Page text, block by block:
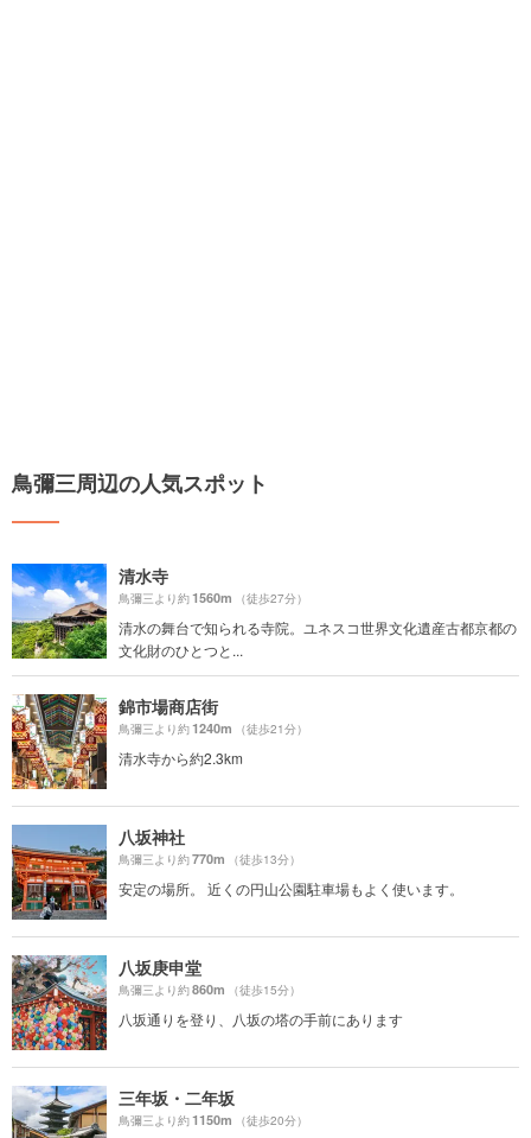
鳥彌三周辺の人気スポット
清水寺
鳥彌三より約1560m （徒歩27分）
清水の舞台で知られる寺院。ユネスコ世界文化遺産古都京都の
文化財のひとつと...
錦市場商店街
鳥彌三より約1240m （徒歩21分）
清水寺から約2.3km
八坂神社
鳥彌三より約770m （徒歩13分）
安定の場所。 近くの円山公園駐車場もよく使います。
八坂庚申堂
鳥彌三より約860m （徒歩15分）
八坂通りを登り、八坂の塔の手前にあります
三年坂・二年坂
鳥彌三より約1150m （徒歩20分）